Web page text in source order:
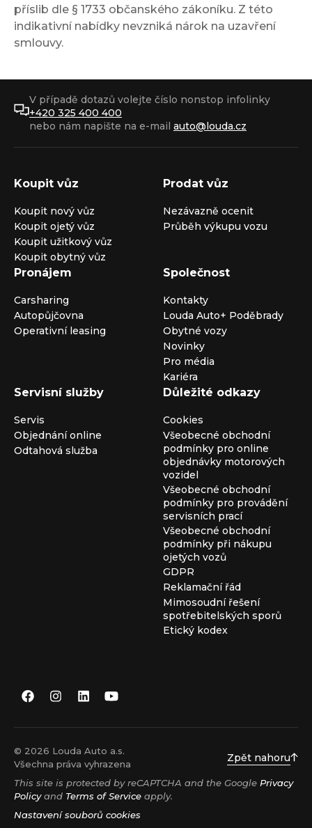
příslib dle § 1733 občanského zákoníku. Z této
indikativní nabídky nevzniká nárok na uzavření
smlouvy.
V případě dotazů volejte číslo nonstop infolinky
+420 325 400 400
nebo nám napište na e-mail auto@louda.cz
Koupit vůz
Koupit nový vůz
Koupit ojetý vůz
Koupit užitkový vůz
Koupit obytný vůz
Prodat vůz
Nezávazně ocenit
Průběh výkupu vozu
Pronájem
Carsharing
Autopůjčovna
Operativní leasing
Společnost
Kontakty
Louda Auto+ Poděbrady
Obytné vozy
Novinky
Pro média
Kariéra
Servisní služby
Servis
Objednání online
Odtahová služba
Důležité odkazy
Cookies
Všeobecné obchodní
podmínky pro online
objednávky motorových
vozidel
Všeobecné obchodní
podmínky pro provádění
servisních prací
Všeobecné obchodní
podmínky při nákupu
ojetých vozů
GDPR
Reklamační řád
Mimosoudní řešení
spotřebitelských sporů
Etický kodex
© 2026 Louda Auto a.s.
Všechna práva vyhrazena
Zpět nahoru
This site is protected by reCAPTCHA and the Google Privacy
Policyand Terms of Service apply.
Nastavení souborů cookies